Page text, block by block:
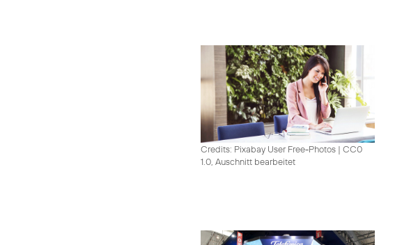
Credits: Pixabay User Free-Photos | CC0
1.0, Auschnitt bearbeitet